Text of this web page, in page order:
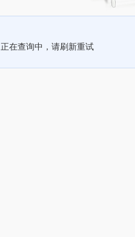
正在查询中，请刷新重试